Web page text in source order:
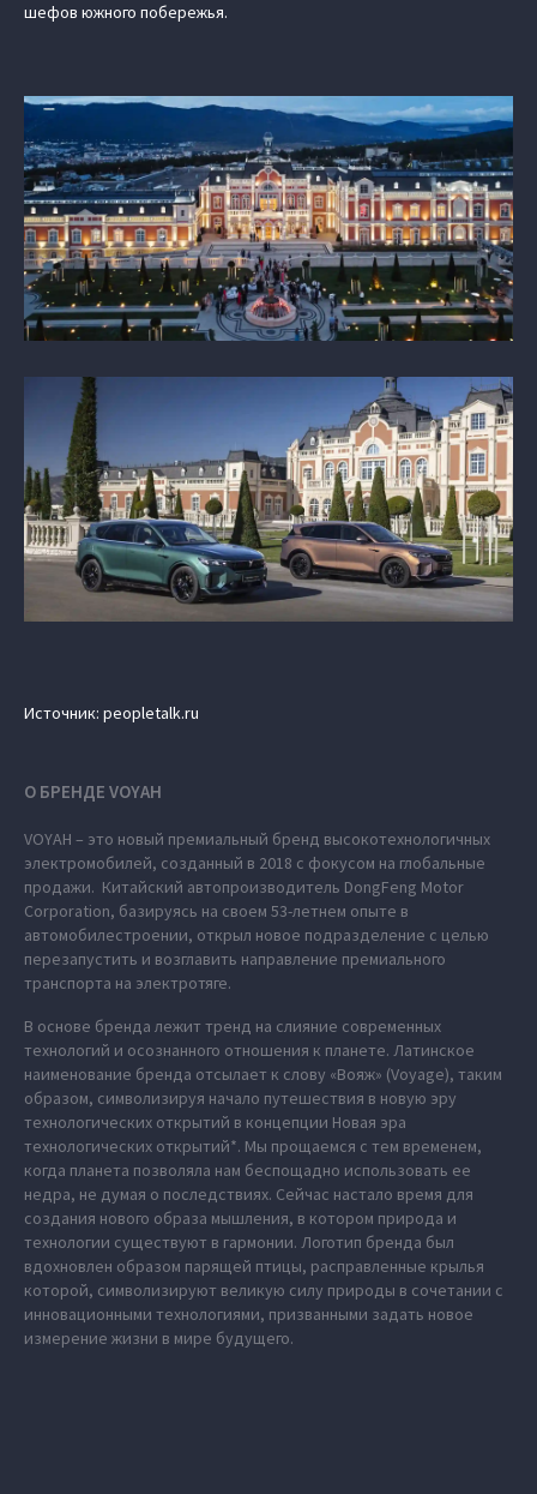
шефов южного побережья.
Источник: peopletalk.ru
О БРЕНДЕ VOYAH
VOYAH – это новый премиальный бренд высокотехнологичных
электромобилей, созданный в 2018 с фокусом на глобальные
продажи. Китайский автопроизводитель DongFeng Motor
Corporation, базируясь на своем 53-летнем опыте в
автомобилестроении, открыл новое подразделение с целью
перезапустить и возглавить направление премиального
транспорта на электротяге.
В основе бренда лежит тренд на слияние современных
технологий и осознанного отношения к планете. Латинское
наименование бренда отсылает к слову «Вояж» (Voyage), таким
образом, символизируя начало путешествия в новую эру
технологических открытий в концепции Новая эра
технологических открытий*. Мы прощаемся с тем временем,
когда планета позволяла нам беспощадно использовать ее
недра, не думая о последствиях. Сейчас настало время для
создания нового образа мышления, в котором природа и
технологии существуют в гармонии. Логотип бренда был
вдохновлен образом парящей птицы, расправленные крылья
которой, символизируют великую силу природы в сочетании с
инновационными технологиями, призванными задать новое
измерение жизни в мире будущего.